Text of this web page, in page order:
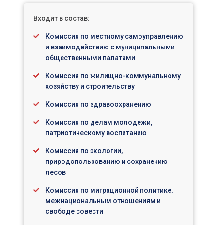
Входит в состав:
Комиссия по местному самоуправлению
и взаимодействию с муниципальными
общественными палатами
Комиссия по жилищно-коммунальному
хозяйству и строительству
Комиссия по здравоохранению
Комиссия по делам молодежи,
патриотическому воспитанию
Комиссия по экологии,
природопользованию и сохранению
лесов
Комиссия по миграционной политике,
межнациональным отношениям и
свободе совести